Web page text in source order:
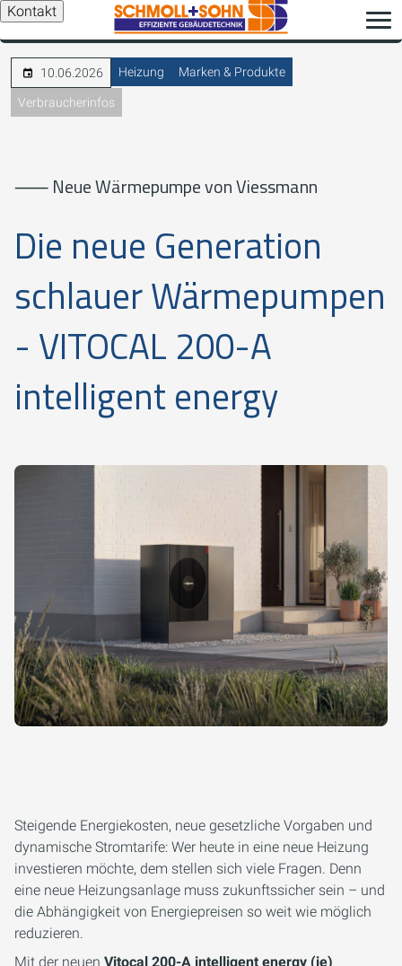
Kontakt
10.06.2026 Heizung Marken & Produkte
Verbraucherinfos
⸺ Neue Wärmepumpe von Viessmann
Die neue Generation
schlauer Wärmepumpen
- VITOCAL 200-A
intelligent energy
Steigende Energiekosten, neue gesetzliche Vorgaben und
dynamische Stromtarife: Wer heute in eine neue Heizung
investieren möchte, dem stellen sich viele Fragen. Denn
eine neue Heizungsanlage muss zukunftssicher sein – und
die Abhängigkeit von Energiepreisen so weit wie möglich
reduzieren.
Mit der neuen Vitocal 200-A intelligent energy (ie)